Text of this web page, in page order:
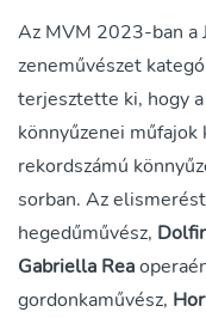
Az MVM 2023-ban a
zeneművészet
terjesztette ki, hogy
könnyűzenei
rekordszámú
sorban. Az
hegedűművész,
Gabriella Rea
gordonkaművész,